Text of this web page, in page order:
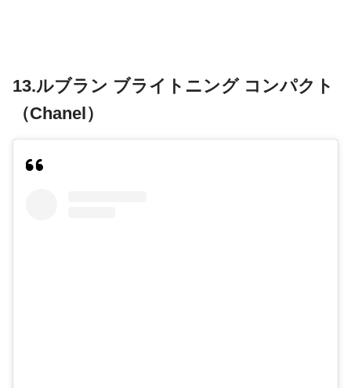
13.ルブラン ブライトニング コンパクト
（Chanel）